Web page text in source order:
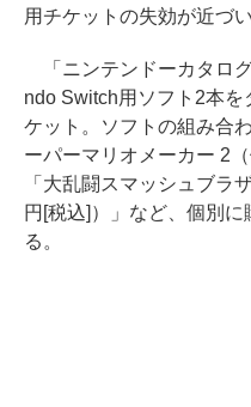
用チケットの失効が近づ
「ニンテンドーカタロ
ndo Switch用ソフト2本
ケット。ソフトの組み合
ーパーマリオメーカー 2
「大乱闘スマッシュブラ
円[税込]）」など、個別
る。